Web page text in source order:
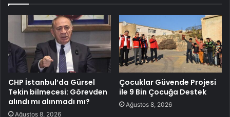
CHP İstanbul’da Gürsel
Tekin bilmecesi: Görevden
alındı mı alınmadı mı?
Ağustos 8, 2026
Çocuklar Güvende Projesi
ile 9 Bin Çocuğa Destek
Ağustos 8, 2026